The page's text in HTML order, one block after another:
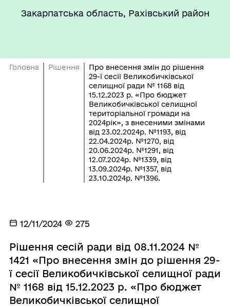
Закарпатська область, Рахівський район
Головна Рішення
Про внесення змін до рішення
29-ї сесії Великобичківської
селищної ради № 1168 від
15.12.2023 р. «Про бюджет
Великобичківської селищної
територіальної громади на
2024рік», з внесеними змінами
від 23.02.2024р. №1193, від
22.04.2024р. №1270, від
20.06.2024р. №1291, від
12.07.2024р. №1339, від
13.09.2024р. №1357, від
23.10.2024р. №1396.
12/11/2024 275
Рішення сесій ради від 08.11.2024 №
1421 «Про внесення змін до рішення 29-
ї сесії Великобичківської селищної ради
№ 1168 від 15.12.2023 р. «Про бюджет
Великобичківської селищної